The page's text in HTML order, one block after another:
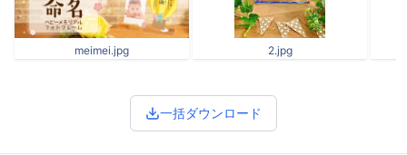
meimei.jpg 2.jpg
一括ダウンロード